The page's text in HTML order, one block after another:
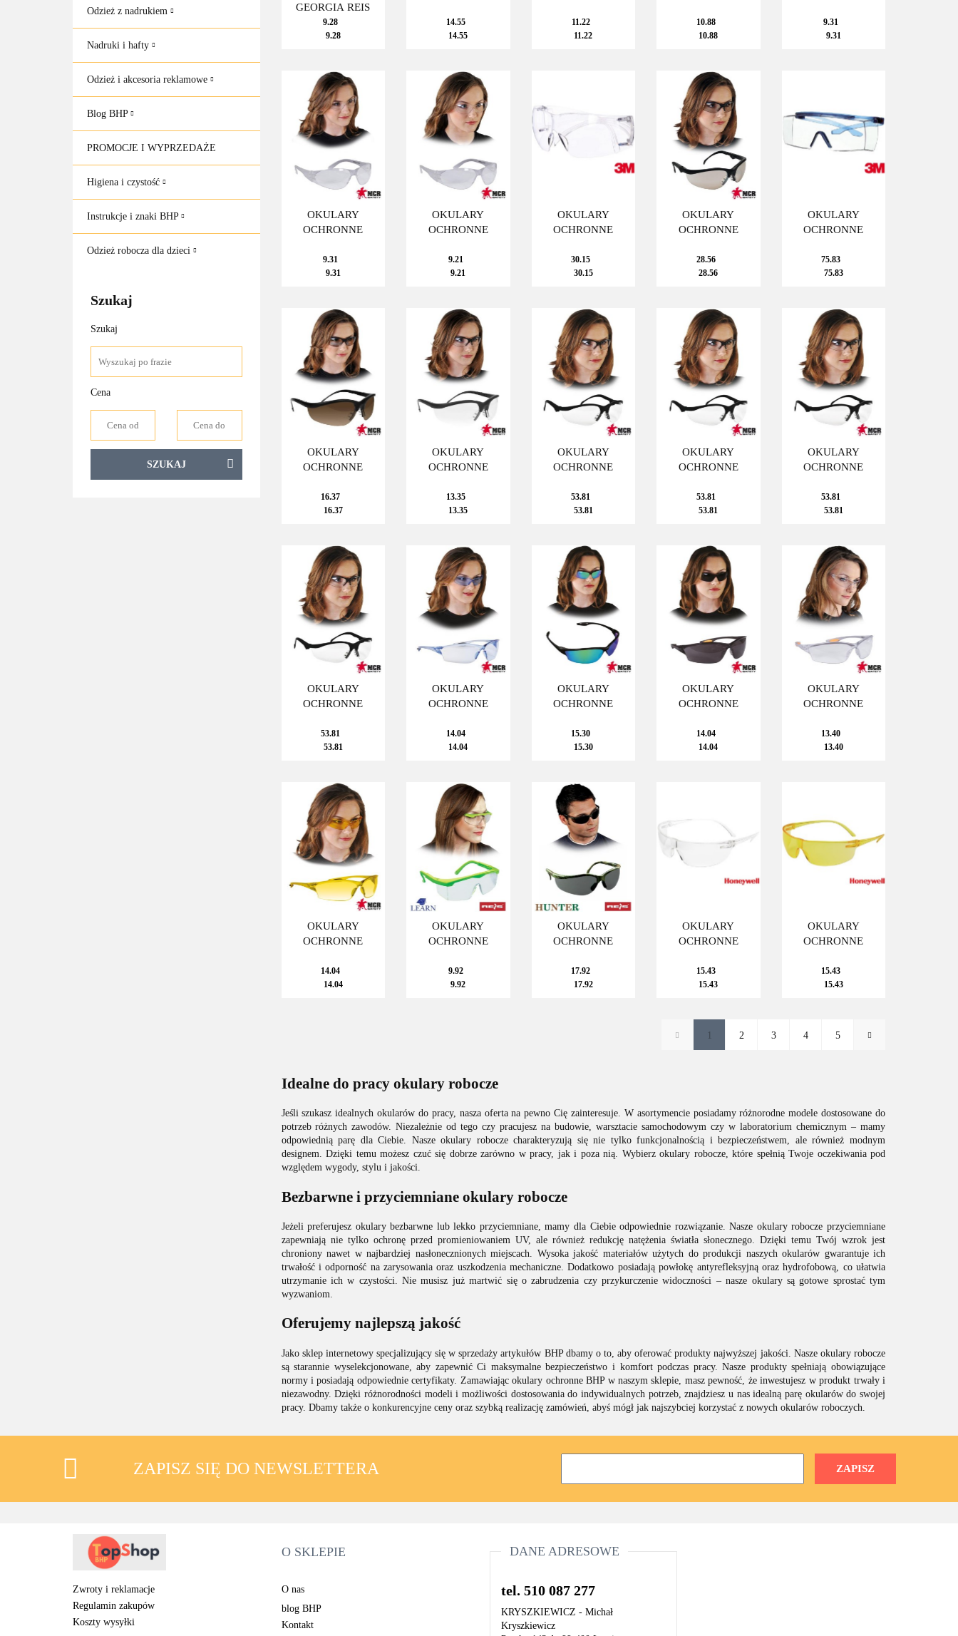
Odzież z nadrukiem
Nadruki i hafty
Odzież i akcesoria reklamowe
Blog BHP
PROMOCJE I WYPRZEDAŻE
Higiena i czystość
Instrukcje i znaki BHP
Odzież robocza dla dzieci
Szukaj
Szukaj
Cena
SZUKAJ
GEORGIA REIS
9.28
9.28
14.55
14.55
11.22
11.22
10.88
10.88
9.31
9.31
OKULARY
OCHRONNE
9.31
9.31
OKULARY
OCHRONNE
9.21
9.21
OKULARY
OCHRONNE
30.15
30.15
OKULARY
OCHRONNE
28.56
28.56
OKULARY
OCHRONNE
75.83
75.83
OKULARY
OCHRONNE
16.37
16.37
OKULARY
OCHRONNE
13.35
13.35
OKULARY
OCHRONNE
53.81
53.81
OKULARY
OCHRONNE
53.81
53.81
OKULARY
OCHRONNE
53.81
53.81
OKULARY
OCHRONNE
53.81
53.81
OKULARY
OCHRONNE
14.04
14.04
OKULARY
OCHRONNE
15.30
15.30
OKULARY
OCHRONNE
14.04
14.04
OKULARY
OCHRONNE
13.40
13.40
OKULARY
OCHRONNE
14.04
14.04
OKULARY
OCHRONNE
9.92
9.92
OKULARY
OCHRONNE
17.92
17.92
OKULARY
OCHRONNE
15.43
15.43
OKULARY
OCHRONNE
15.43
15.43
2 3 4 5
Idealne do pracy okulary robocze
Jeśli szukasz idealnych okularów do pracy, nasza oferta na pewno Cię zainteresuje. W asortymencie posiadamy różnorodne modele dostosowane do
potrzeb różnych zawodów. Niezależnie od tego czy pracujesz na budowie, warsztacie samochodowym czy w laboratorium chemicznym – mamy
odpowiednią parę dla Ciebie. Nasze okulary robocze charakteryzują się nie tylko funkcjonalnością i bezpieczeństwem, ale również modnym
designem. Dzięki temu możesz czuć się dobrze zarówno w pracy, jak i poza nią. Wybierz okulary robocze, które spełnią Twoje oczekiwania pod
względem wygody, stylu i jakości.
Bezbarwne i przyciemniane okulary robocze
Jeżeli preferujesz okulary bezbarwne lub lekko przyciemniane, mamy dla Ciebie odpowiednie rozwiązanie. Nasze okulary robocze przyciemniane
zapewniają nie tylko ochronę przed promieniowaniem UV, ale również redukcję natężenia światła słonecznego. Dzięki temu Twój wzrok jest
chroniony nawet w najbardziej nasłonecznionych miejscach. Wysoka jakość materiałów użytych do produkcji naszych okularów gwarantuje ich
trwałość i odporność na zarysowania oraz uszkodzenia mechaniczne. Dodatkowo posiadają powłokę antyrefleksyjną oraz hydrofobową, co ułatwia
utrzymanie ich w czystości. Nie musisz już martwić się o zabrudzenia czy przykurczenie widoczności – nasze okulary są gotowe sprostać tym
wyzwaniom.
Oferujemy najlepszą jakość
Jako sklep internetowy specjalizujący się w sprzedaży artykułów BHP dbamy o to, aby oferować produkty najwyższej jakości. Nasze okulary robocze
są starannie wyselekcjonowane, aby zapewnić Ci maksymalne bezpieczeństwo i komfort podczas pracy. Nasze produkty spełniają obowiązujące
normy i posiadają odpowiednie certyfikaty. Zamawiając okulary ochronne BHP w naszym sklepie, masz pewność, że inwestujesz w produkt trwały i
niezawodny. Dzięki różnorodności modeli i możliwości dostosowania do indywidualnych potrzeb, znajdziesz u nas idealną parę okularów do swojej
pracy. Dbamy także o konkurencyjne ceny oraz szybką realizację zamówień, abyś mógł jak najszybciej korzystać z nowych okularów roboczych.
ZAPISZ SIĘ DO NEWSLETTERA
Zwroty i reklamacje
Regulamin zakupów
Koszty wysyłki
O SKLEPIE
O nas
blog BHP
Kontakt
DANE ADRESOWE
tel. 510 087 277
KRYSZKIEWICZ - Michał
Kryszkiewicz